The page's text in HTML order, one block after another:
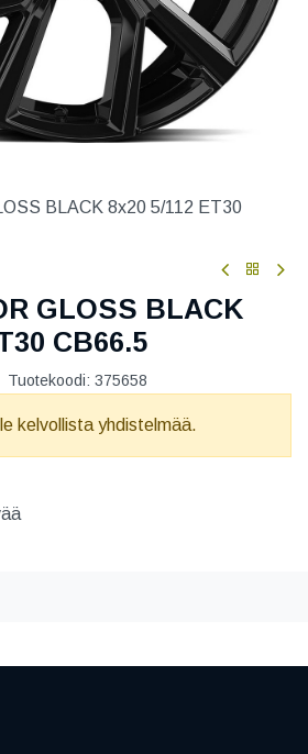
BLACK 8x20 5/112 ET30
GLOSS BLACK
CB66.5
Tuotekoodi: 375658
kelvollista yhdistelmää.